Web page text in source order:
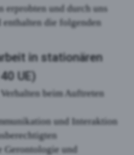
erprobten und durch uns
die folgenden
in stationären
UE)
beim Auftreten
und Interaktion
Gerontologie und